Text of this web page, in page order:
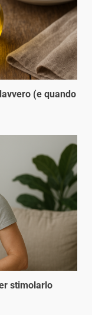
(e quando
stimolarlo